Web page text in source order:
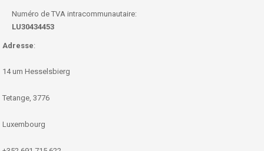
Numéro de TVA intracommunautaire:
LU30434453
Adresse:
14 um Hesselsbierg
Tetange, 3776
Luxembourg